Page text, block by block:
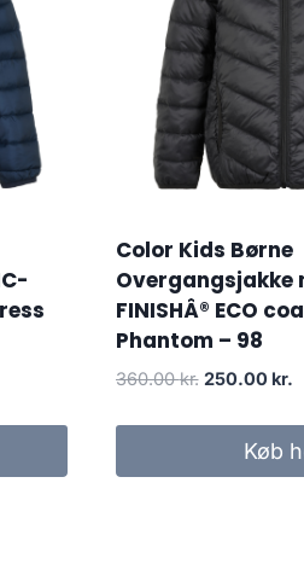
Color Kids Børne
Overgangsjakke
FINISHÂ® ECO
Phantom – 98
360.00kr. Original
360.00 kr..
250.00 kr.
Køb